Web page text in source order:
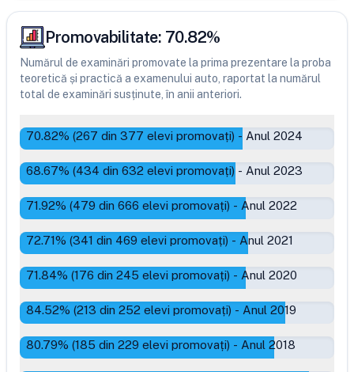
Promovabilitate: 70.82%
Numărul de examinări promovate la prima prezentare la proba
teoretică și practică a examenului auto, raportat la numărul
total de examinări susținute, în anii anteriori.
70.82% (267 din 377 elevi promovați) - Anul 2024
68.67% (434 din 632 elevi promovați) - Anul 2023
71.92% (479 din 666 elevi promovați) - Anul 2022
72.71% (341 din 469 elevi promovați) - Anul 2021
71.84% (176 din 245 elevi promovați) - Anul 2020
84.52% (213 din 252 elevi promovați) - Anul 2019
80.79% (185 din 229 elevi promovați) - Anul 2018